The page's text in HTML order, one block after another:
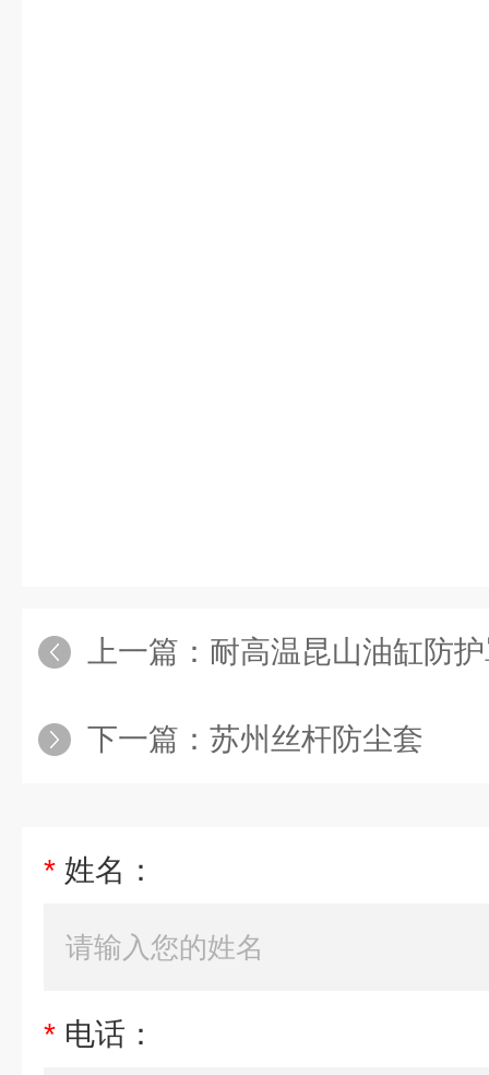
上一篇： 耐高温昆山油缸防
下一篇： 苏州丝杆防尘套
* 姓名：
* 电话：